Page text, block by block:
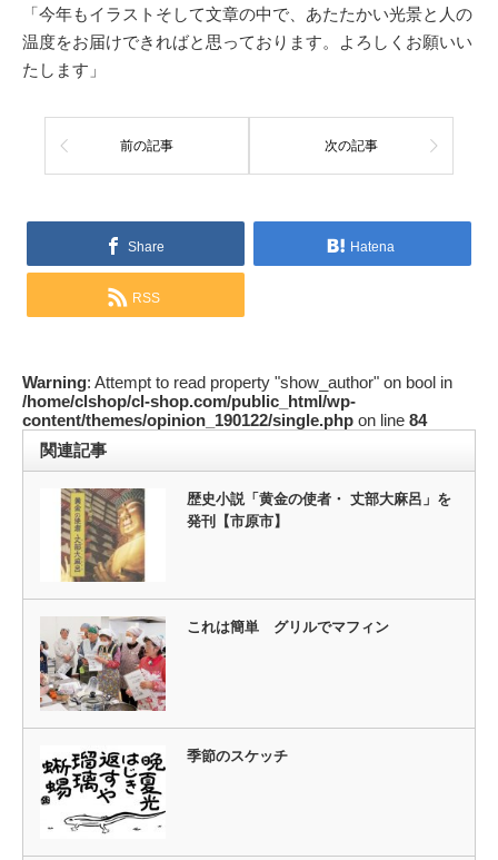
「今年もイラストそして文章の中で、あたたかい光景と人の
温度をお届けできればと思っております。よろしくお願いい
たします」
前の記事 次の記事
Share Hatena
RSS
Warning: Attempt to read property "show_author" on bool in
/home/clshop/cl-shop.com/public_html/wp-
content/themes/opinion_190122/single.php on line 84
関連記事
歴史小説「黄金の使者・ 丈部大麻呂」を
発刊【市原市】
これは簡単 グリルでマフィン
季節のスケッチ